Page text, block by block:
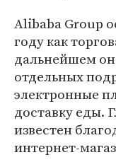
Alibaba Group
году как
дальнейшем
отдельных
электронные
доставку еды.
известен
интернет-